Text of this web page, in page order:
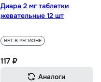
Диара 2 мг таблетки
жевательные 12 шт
НЕТ В РЕГИОНЕ
117 ₽
Аналоги